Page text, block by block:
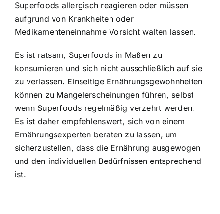
Superfoods allergisch reagieren oder müssen
aufgrund von Krankheiten oder
Medikamenteneinnahme Vorsicht walten lassen.
Es ist ratsam, Superfoods in Maßen zu
konsumieren und sich nicht ausschließlich auf sie
zu verlassen. Einseitige Ernährungsgewohnheiten
können zu Mangelerscheinungen führen, selbst
wenn Superfoods regelmäßig verzehrt werden.
Es ist daher empfehlenswert, sich von einem
Ernährungsexperten beraten zu lassen, um
sicherzustellen, dass die Ernährung ausgewogen
und den individuellen Bedürfnissen entsprechend
ist.